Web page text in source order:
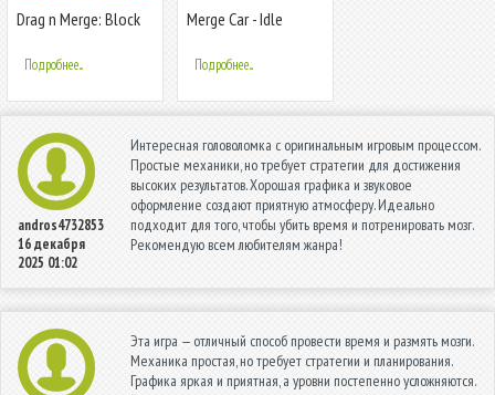
Drag n Merge: Block
Подробнее...
Merge Car - Idle
Подробнее...
andros4732853
16 декабря
2025 01:02
Интересная головоломка с оригинальным игровым процессом.
Простые механики, но требует стратегии для достижения
высоких результатов. Хорошая графика и звуковое
оформление создают приятную атмосферу. Идеально
подходит для того, чтобы убить время и потренировать мозг.
Рекомендую всем любителям жанра!
Эта игра — отличный способ провести время и размять мозги.
Механика простая, но требует стратегии и планирования.
Графика яркая и приятная, а уровни постепенно усложняются.